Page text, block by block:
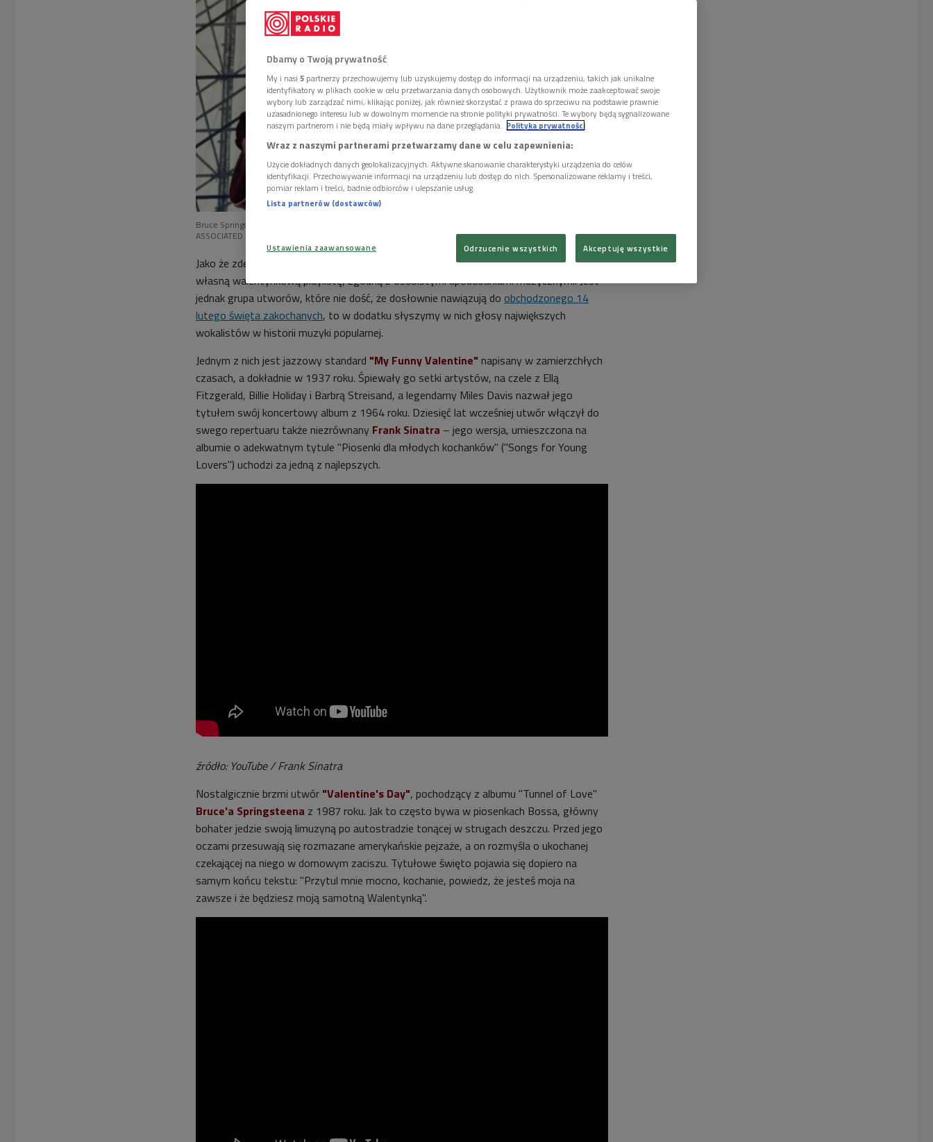
Bruce Springsteen i jego "Walentynka" Patti Scialfa - razem w życiu i na scenie od ponad 30 lat
ASSOCIATED PRESS/East News
Jako że zdecydowana większość piosenek opowiada o miłości, każdy może ułożyć
własną walentynkową playlistę, zgodną z osobistymi upodobaniami muzycznymi. Jest
jednak grupa utworów, które nie dość, że dosłownie nawiązują do obchodzonego 14
lutego święta zakochanych, to w dodatku słyszymy w nich głosy największych
wokalistów w historii muzyki popularnej.
Jednym z nich jest jazzowy standard "My Funny Valentine" napisany w zamierzchłych
czasach, a dokładnie w 1937 roku. Śpiewały go setki artystów, na czele z Ellą
Fitzgerald, Billie Holiday i Barbrą Streisand, a legendarny Miles Davis nazwał jego
tytułem swój koncertowy album z 1964 roku. Dziesięć lat wcześniej utwór włączył do
swego repertuaru także niezrównany Frank Sinatra – jego wersja, umieszczona na
albumie o adekwatnym tytule "Piosenki dla młodych kochanków" ("Songs for Young
Lovers") uchodzi za jedną z najlepszych.
źródło: YouTube / Frank Sinatra
Nostalgicznie brzmi utwór "Valentine's Day", pochodzący z albumu "Tunnel of Love"
Bruce'a Springsteena z 1987 roku. Jak to często bywa w piosenkach Bossa, główny
bohater jedzie swoją limuzyną po autostradzie tonącej w strugach deszczu. Przed jego
oczami przesuwają się rozmazane amerykańskie pejzaże, a on rozmyśla o ukochanej
czekającej na niego w domowym zaciszu. Tytułowe święto pojawia się dopiero na
samym końcu tekstu: "Przytul mnie mocno, kochanie, powiedz, że jesteś moja na
zawsze i że będziesz moją samotną Walentynką".
Dbamy o Twoją prywatność
My i nasi 5 partnerzy przechowujemy lub uzyskujemy dostęp do informacji na urządzeniu, takich jak unikalne
identyfikatory w plikach cookie w celu przetwarzania danych osobowych. Użytkownik może zaakceptować swoje
wybory lub zarządzać nimi, klikając poniżej, jak również skorzystać z prawa do sprzeciwu na podstawie prawnie
uzasadnionego interesu lub w dowolnym momencie na stronie polityki prywatności. Te wybory będą sygnalizowane
naszym partnerom i nie będą miały wpływu na dane przeglądania. Polityka prywatności
Wraz z naszymi partnerami przetwarzamy dane w celu zapewnienia:
Użycie dokładnych danych geolokalizacyjnych. Aktywne skanowanie charakterystyki urządzenia do celów
identyfikacji. Przechowywanie informacji na urządzeniu lub dostęp do nich. Spersonalizowane reklamy i treści,
pomiar reklam i treści, badnie odbiorców i ulepszanie usług.
Lista partnerów (dostawców)
Ustawienia zaawansowane Odrzucenie wszystkich Akceptuję wszystkie